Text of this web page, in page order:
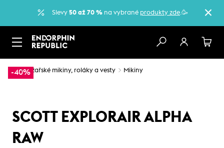
Slevy 50 až 70 % na vybrané produkty zde.🥳
-40%
… Lyžařské mikiny, roláky a vesty Mikiny
SCOTT EXPLORAIR ALPHA
RAW